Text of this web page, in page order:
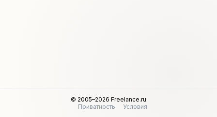
© 2005–2026 Freelance.ru
Приватность
Условия